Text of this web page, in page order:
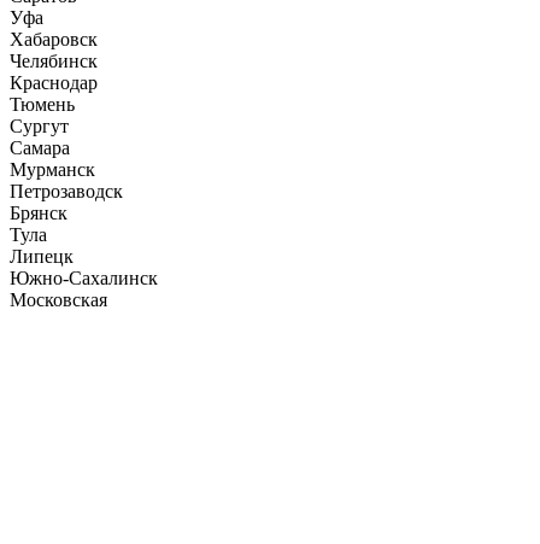
Уфа
Хабаровск
Челябинск
Краснодар
Тюмень
Сургут
Самара
Мурманск
Петрозаводск
Брянск
Тула
Липецк
Южно-Сахалинск
Московская